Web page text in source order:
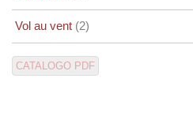
Vol au vent (2)